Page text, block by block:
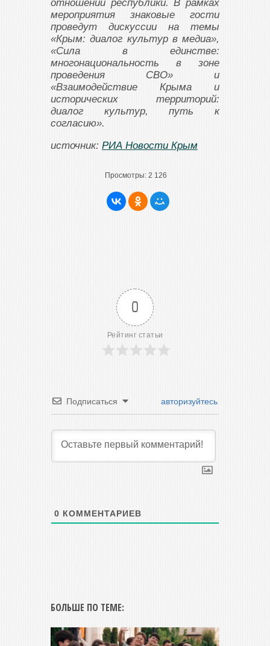
отношений республики. В рамках
мероприятия знаковые гости
проведут дискуссии на темы
«Крым: диалог культур в медиа»,
«Сила в единстве:
многонациональность в зоне
проведения СВО» и
«Взаимодействие Крыма и
исторических территорий:
диалог культур, путь к
согласию».
источник: РИА Новости Крым
Просмотры: 2 126
0
Рейтинг статьи
Подписаться авторизуйтесь
0 КОММЕНТАРИЕВ
БОЛЬШЕ ПО ТЕМЕ: